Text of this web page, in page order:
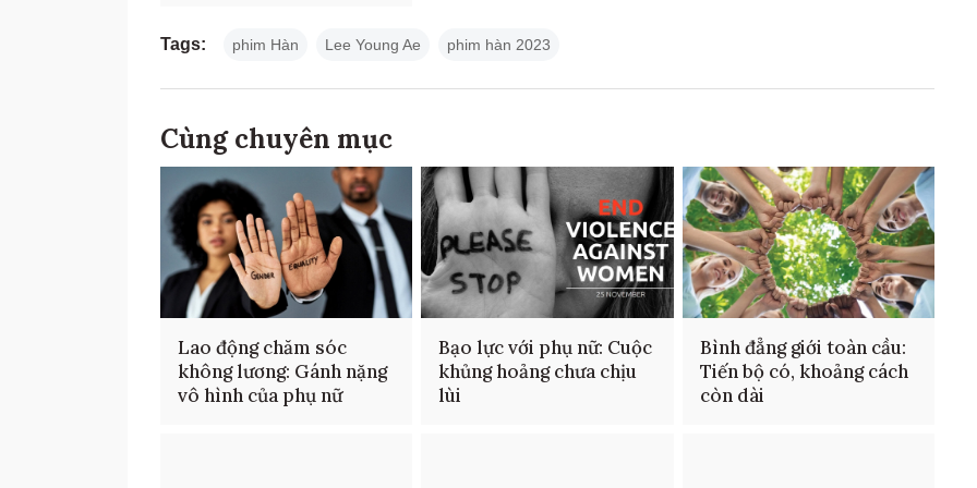
Tags: phim Hàn Lee Young Ae phim hàn 2023
Cùng chuyên mục
Lao động chăm sóc
không lương: Gánh nặng
vô hình của phụ nữ
Bạo lực với phụ nữ: Cuộc
khủng hoảng chưa chịu
lùi
Bình đẳng giới toàn cầu:
Tiến bộ có, khoảng cách
còn dài